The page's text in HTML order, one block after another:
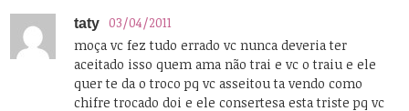
taty
03/04/2011
moça vc fez tudo errado vc nunca deveria ter
aceitado isso quem ama não trai e vc o traiu e ele
quer te da o troco pq vc asseitou ta vendo como
chifre trocado doi e ele consertesa esta triste pq vc